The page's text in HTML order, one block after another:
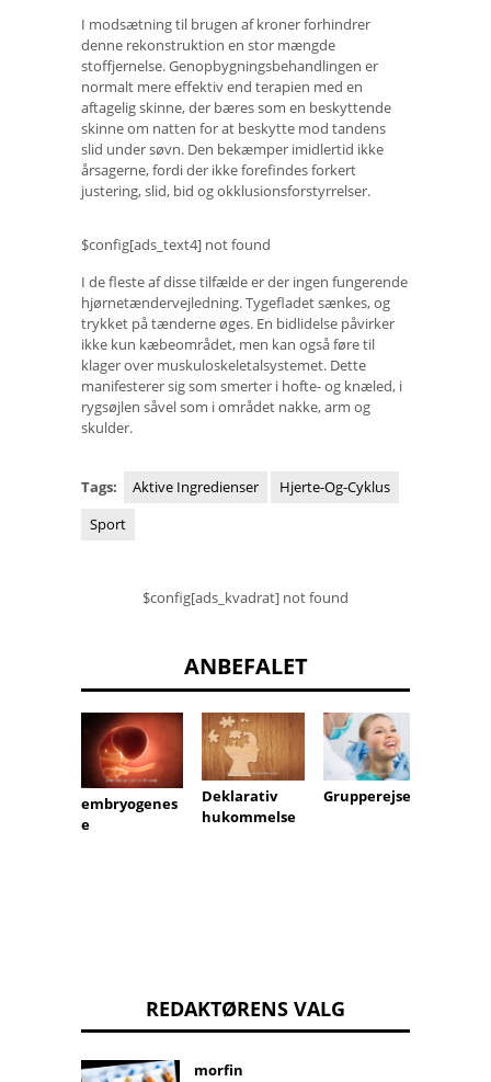
I modsætning til brugen af ​​kroner forhindrer
denne rekonstruktion en stor mængde
stoffjernelse. Genopbygningsbehandlingen er
normalt mere effektiv end terapien med en
aftagelig skinne, der bæres som en beskyttende
skinne om natten for at beskytte mod tandens
slid under søvn. Den bekæmper imidlertid ikke
årsagerne, fordi der ikke forefindes forkert
justering, slid, bid og okklusionsforstyrrelser.
$config[ads_text4] not found
I de fleste af disse tilfælde er der ingen fungerende
hjørnetændervejledning. Tygefladet sænkes, og
trykket på tænderne øges. En bidlidelse påvirker
ikke kun kæbeområdet, men kan også føre til
klager over muskuloskeletalsystemet. Dette
manifesterer sig som smerter i hofte- og knæled, i
rygsøjlen såvel som i området nakke, arm og
skulder.
Tags: Aktive Ingredienser
Hjerte-Og-Cyklus
Sport
$config[ads_kvadrat] not found
ANBEFALET
embryogenes
e
Deklarativ
hukommelse
Grupperejse
REDAKTØRENS VALG
morfin